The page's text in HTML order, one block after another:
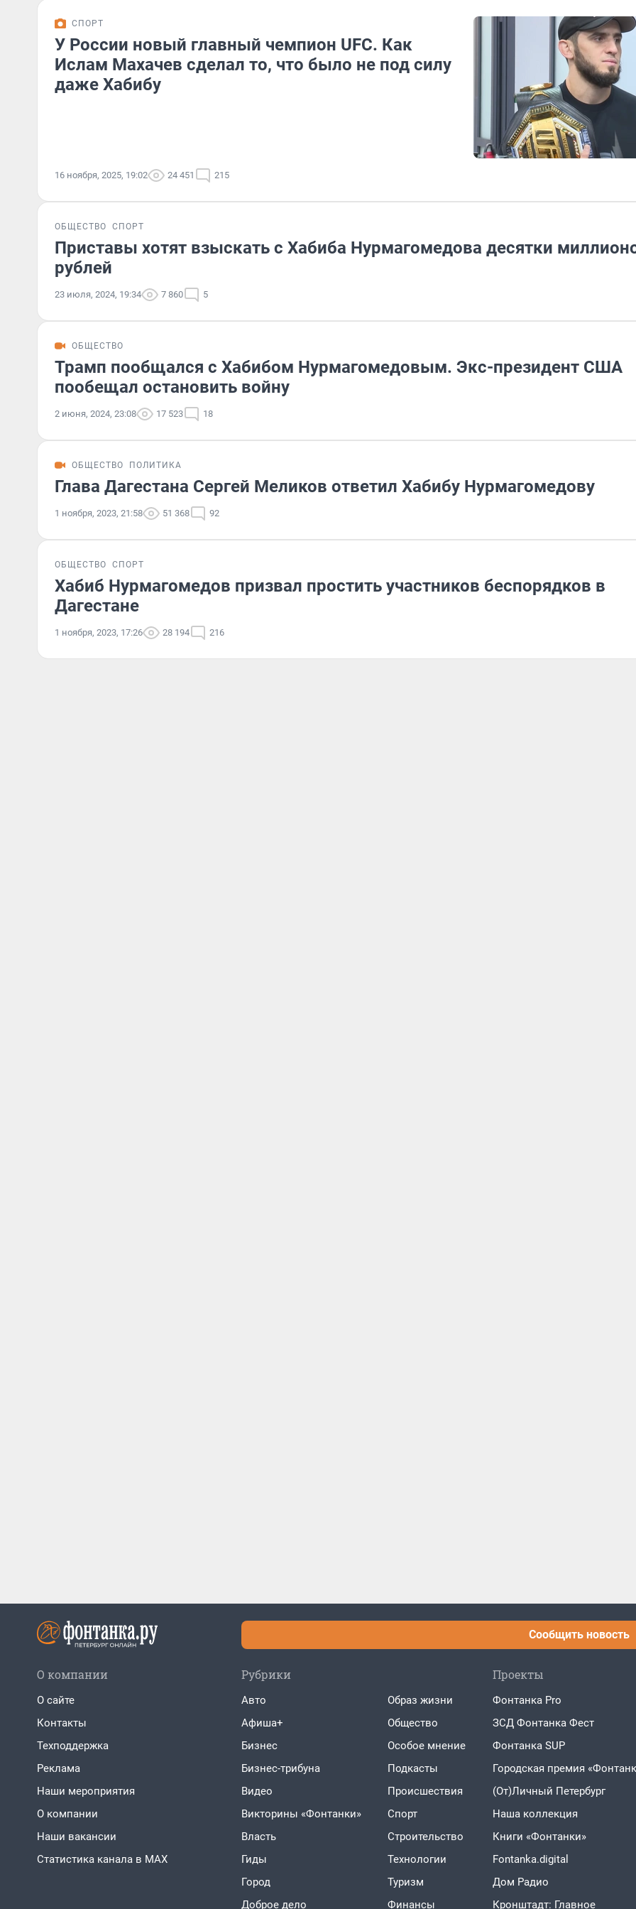
СПОРТ
У России новый главный чемпион UFC. Как
Ислам Махачев сделал то, что было не под силу
даже Хабибу
16 ноября, 2025, 19:02 24 451 215
ОБЩЕСТВО СПОРТ
Приставы хотят взыскать с Хабиба Нурмагомедова десятки
рублей
23 июля, 2024, 19:34 7 860 5
ОБЩЕСТВО
Трамп пообщался с Хабибом Нурмагомедовым. Экс-президент США
пообещал остановить войну
2 июня, 2024, 23:08 17 523 18
ОБЩЕСТВО ПОЛИТИКА
Глава Дагестана Сергей Меликов ответил Хабибу Нурмагомедову
1 ноября, 2023, 21:58 51 368 92
ОБЩЕСТВО СПОРТ
Хабиб Нурмагомедов призвал простить участников беспорядков в
Дагестане
1 ноября, 2023, 17:26 28 194 216
Сообщить новость
О компании
О сайте
Контакты
Техподдержка
Реклама
Наши мероприятия
О компании
Наши вакансии
Статистика канала в MAX
Рубрики
Авто
Афиша+
Бизнес
Бизнес-трибуна
Видео
Викторины «Фонтанки»
Власть
Гиды
Город
Доброе дело
Образ жизни
Общество
Особое мнение
Подкасты
Проиcшествия
Спорт
Строительство
Технологии
Туризм
Финансы
Проекты
Фонтанка Pro
ЗСД Фонтанка Фест
Фонтанка SUP
Городская премия
(От)Личный Петербург
Наша коллекция
Книги «Фонтанки»
Fontanka.digital
Дом Радио
Кронштадт: Главное